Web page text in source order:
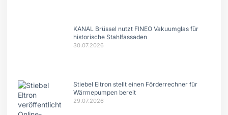
KANAL Brüssel nutzt FINEO Vakuumglas für
historische Stahlfassaden
30.07.2026
Stiebel Eltron stellt einen Förderrechner für
Wärmepumpen bereit
29.07.2026